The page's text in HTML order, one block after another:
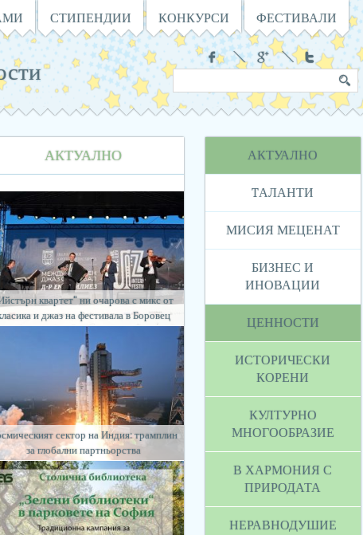
СТИПЕНДИИ КОНКУРСИ ФЕСТИВАЛИ
Социални
Търсене
в
сайта
Ключова
дума
Навигация
АКТУАЛНО
TАЛАНТИ
МИСИЯ МЕЦЕНАТ
БИЗНЕС И
ИНОВАЦИИ
ЦЕННОСТИ
ИСТОРИЧЕСКИ
КОРЕНИ
КУЛТУРНО
МНОГООБРАЗИЕ
В ХАРМОНИЯ С
ПРИРОДАТА
НЕРАВНОДУШИЕ
АКТУАЛНО
квартет“ ни очарова с микс от
и джаз на фестивала в Боровец
сектор на Индия: трамплин
за глобални партньорства